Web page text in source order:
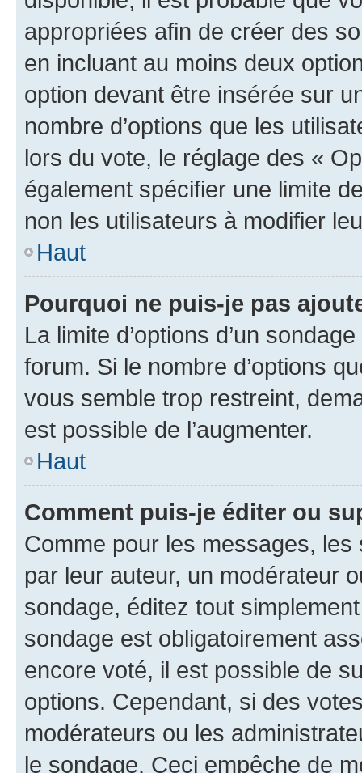
appropriées afin de créer des
en incluant au moins deux
option devant être insérée sur
nombre d’options que les
lors du vote, le réglage des «
également spécifier une limite
non les utilisateurs à modifier
Haut
Pourquoi ne puis-je pas
La limite d’options d’un
forum. Si le nombre d’options
vous semble trop restreint,
est possible de l’augmenter.
Haut
Comment puis-je éditer ou
Comme pour les messages,
par leur auteur, un modérateur
sondage, éditez tout
sondage est obligatoirement
encore voté, il est possible de
options. Cependant, si des
modérateurs ou les
le sondage. Ceci empêche de